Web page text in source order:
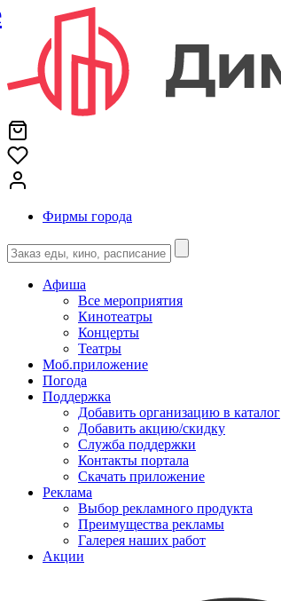
Фирмы города
Афиша
Все мероприятия
Кинотеатры
Концерты
Театры
Моб.приложение
Погода
Поддержка
Добавить организацию в каталог
Добавить акцию/скидку
Служба поддержки
Контакты портала
Скачать приложение
Реклама
Выбор рекламного продукта
Преимущества рекламы
Галерея наших работ
Акции